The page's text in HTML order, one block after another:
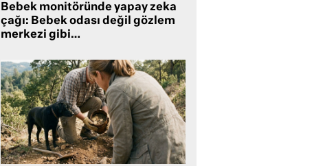
Bebek monitöründe yapay zeka
çağı: Bebek odası değil gözlem
merkezi gibi…